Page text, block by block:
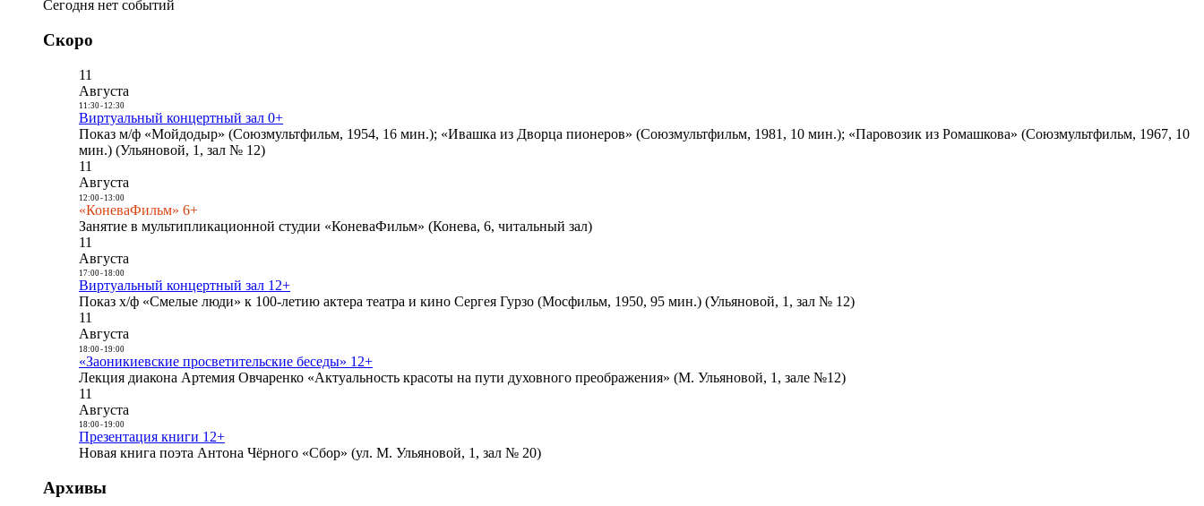
Сегодня нет событий
Скоро
11
Августа
11:30- 12:30
Виртуальный концертный зал 0+
Показ м/ф «Мойдодыр» (Союзмультфильм, 1954, 16 мин.); «Ивашка из Дворца пионеров» (Союзмультфильм, 1981, 10 мин.); «Паровозик из Ромашкова» (Союзмультфильм, 1967, 10
мин.) (Ульяновой, 1, зал № 12)
11
Августа
12:00- 13:00
«КоневаФильм» 6+
Занятие в мультипликационной студии «КоневаФильм» (Конева, 6, читальный зал)
11
Августа
17:00- 18:00
Виртуальный концертный зал 12+
Показ х/ф «Смелые люди» к 100-летию актера театра и кино Сергея Гурзо (Мосфильм, 1950, 95 мин.) (Ульяновой, 1, зал № 12)
11
Августа
18:00- 19:00
«Заоникиевские просветительские беседы» 12+
Лекция диакона Артемия Овчаренко «Актуальность красоты на пути духовного преображения» (М. Ульяновой, 1, зале №12)
11
Августа
18:00- 19:00
Презентация книги 12+
Новая книга поэта Антона Чёрного «Сбор» (ул. М. Ульяновой, 1, зал № 20)
Архивы